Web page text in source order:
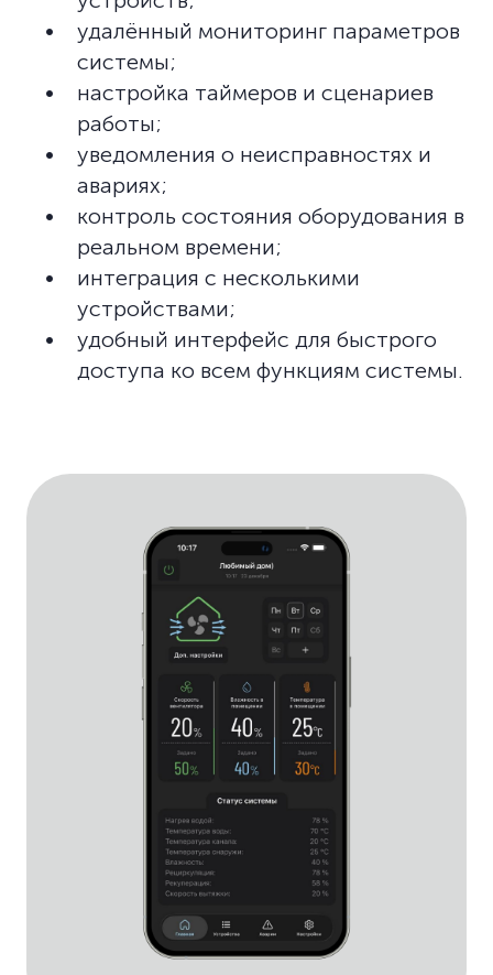
удалённый мониторинг параметров
системы;
настройка таймеров и сценариев
работы;
уведомления о неисправностях и
авариях;
контроль состояния оборудования в
реальном времени;
интеграция с несколькими
устройствами;
удобный интерфейс для быстрого
доступа ко всем функциям системы.